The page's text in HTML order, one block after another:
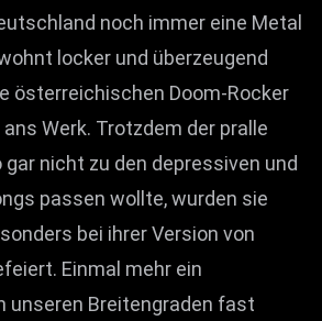
noch immer eine Metal
locker und überzeugend
österreichischen Doom-Rocker
ans Werk. Trotzdem der pralle
nicht zu den depressiven und
passen wollte, wurden sie
bei ihrer Version von
Einmal mehr ein
unseren Breitengraden fast